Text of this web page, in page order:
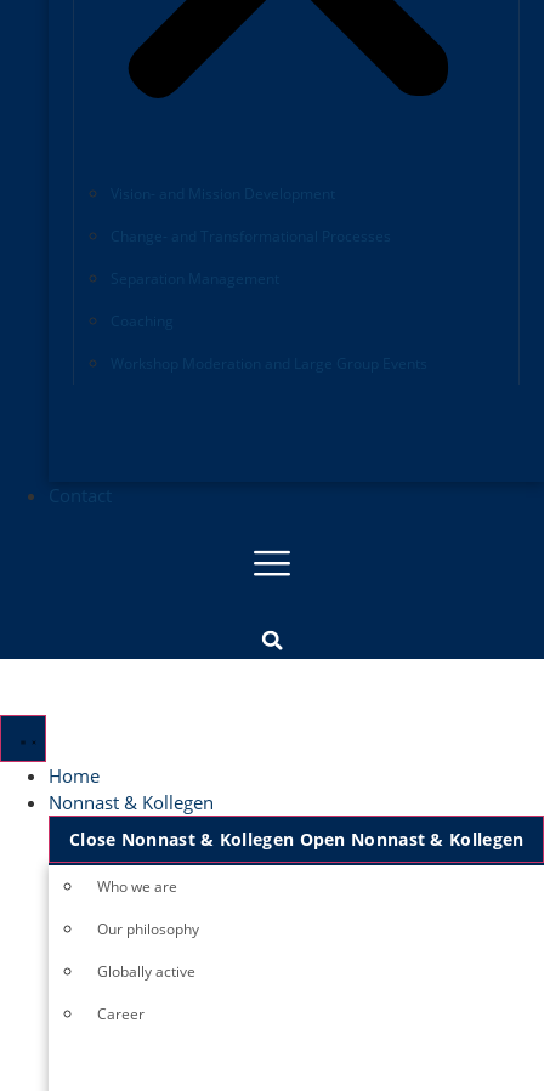
Contact
Home
Nonnast & Kollegen
Close Nonnast & Kollegen Open Nonnast & Kollegen
Who we are
Our philosophy
Globally active
Career